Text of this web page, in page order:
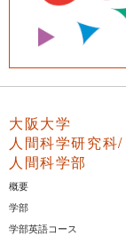
大阪大学
人間科学研究科/
人間科学部
概要
学部
学部英語コース